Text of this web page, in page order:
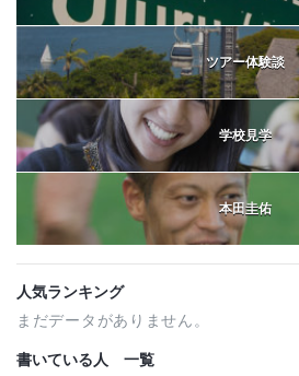
ツアー体験談
学校見学
本田圭佑
人気ランキング
まだデータがありません。
書いている人 一覧